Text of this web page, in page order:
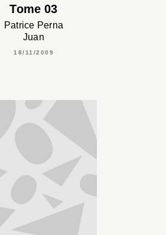
Tome 03
Patrice Perna
Juan
18/11/2009